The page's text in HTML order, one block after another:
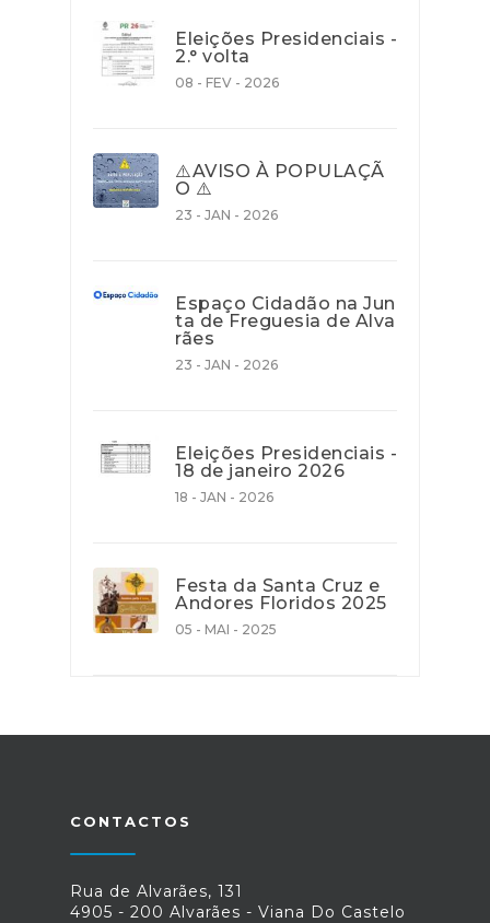
Eleições Presidenciais -
2.° volta
08 - FEV - 2026
⚠️AVISO À POPULAÇÃ
O ⚠️
23 - JAN - 2026
Espaço Cidadão na Jun
ta de Freguesia de Alva
rães
23 - JAN - 2026
Eleições Presidenciais -
18 de janeiro 2026
18 - JAN - 2026
Festa da Santa Cruz e
Andores Floridos 2025
05 - MAI - 2025
CONTACTOS
Rua de Alvarães, 131
4905 - 200 Alvarães - Viana Do Castelo